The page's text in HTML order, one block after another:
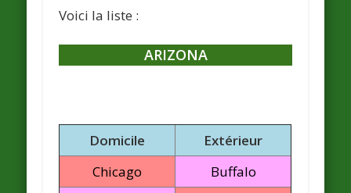
Voici la liste :
ARIZONA
Domicile
Extérieur
Chicago
Buffalo